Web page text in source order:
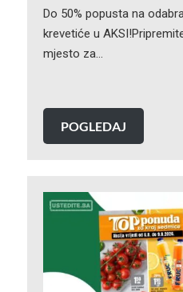
Do 50% popusta na
krevetiće u
mjesto za…
POGLEDAJ